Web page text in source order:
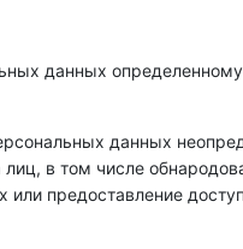
данных
данных
в том числе
предоставление